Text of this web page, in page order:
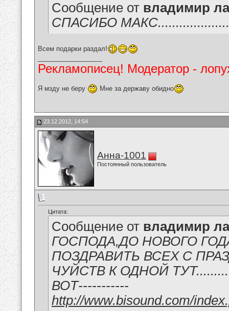
Сообщение от владимир
СПАСИБО
Всем подарки раздал!
Рекламописец! Модератор -
Я мзду не беру Мне за державу обидно
23.12.2012, 14:54
Анна-1001
Постоянный пользователь
Цитата:
Сообщение от владимир
ГОСПОДА,ДО НОВОГО
ПОЗДРАВИТЬ ВСЕХ С
ЧУЙСТВ К ОДНОЙ
ВОТ-----------
http://www.bisound.com/